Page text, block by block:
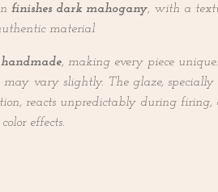
finishes dark mahogany, with a
material
, making every piece unique.
may vary slightly. The glaze, specially
reacts unpredictably during firing,
effects.